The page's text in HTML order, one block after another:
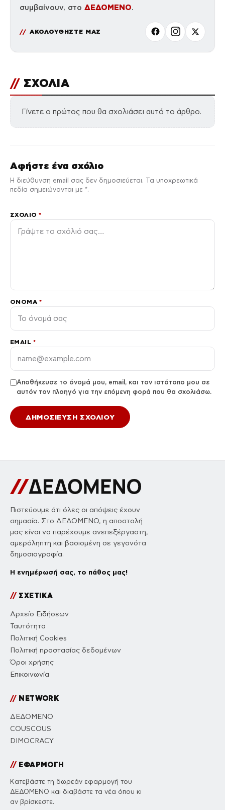
συμβαίνουν, στο ΔΕΔΟΜΕΝΟ.
ΑΚΟΛΟΥΘΗΣΤΕ ΜΑΣ
// ΣΧΟΛΙΑ
Γίνετε ο πρώτος που θα σχολιάσει αυτό το άρθρο.
Αφήστε ένα σχόλιο
Η διεύθυνση email σας δεν δημοσιεύεται. Τα υποχρεωτικά
πεδία σημειώνονται με *.
ΣΧΌΛΙΟ*
ΌΝΟΜΑ *
EMAIL *
Αποθήκευσε το όνομά μου, email, και τον ιστότοπο μου σε
αυτόν τον πλοηγό για την επόμενη φορά που θα σχολιάσω.
Πιστεύουμε ότι όλες οι απόψεις έχουν
σημασία. Στο ΔΕΔΟΜΕΝΟ, η αποστολή
μας είναι να παρέχουμε ανεπεξέργαστη,
αμερόληπτη και βασισμένη σε γεγονότα
δημοσιογραφία.
Η ενημέρωσή σας, το πάθος μας!
//ΣΧΕΤΙΚΑ
Αρχείο Ειδήσεων
Ταυτότητα
Πολιτική Cookies
Πολιτική προστασίας δεδομένων
Όροι χρήσης
Επικοινωνία
//NETWORK
ΔΕΔΟΜΕΝΟ
COUSCOUS
DIMOCRACY
//ΕΦΑΡΜΟΓΗ
Κατεβάστε τη δωρεάν εφαρμογή του
ΔΕΔΟΜΕΝΟ και διαβάστε τα νέα όπου κι
αν βρίσκεστε.